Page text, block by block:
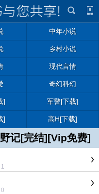
中年小说
乡村小说
现代言情
奇幻科幻
] 军警[下载]
] 高H[下载]
记[完结][Vip免费]